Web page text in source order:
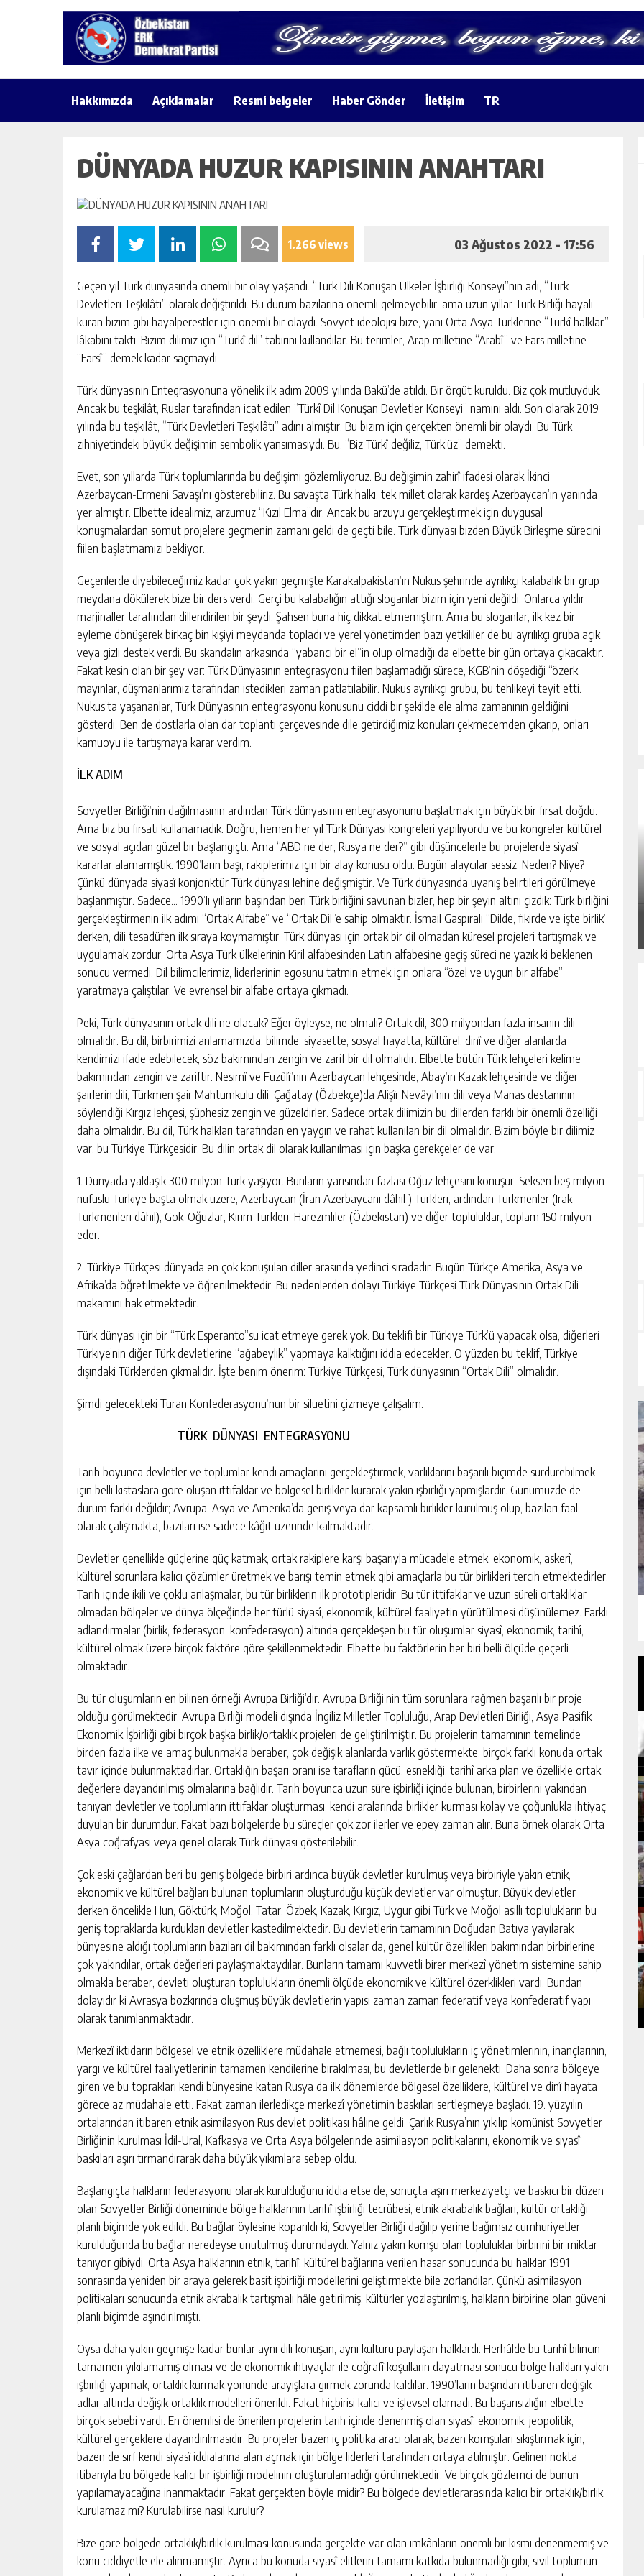
Hakkımızda Açıklamalar Resmi belgeler Haber Gönder İletişim TR
DÜNYADA HUZUR KAPISININ ANAHTARI
1.266 views 03 Ağustos 2022 - 17:56
Geçen yıl Türk dünyasında önemli bir olay yaşandı. “Türk Dili Konuşan Ülkeler İşbirliği Konseyi”nin adı, “Türk
Devletleri Teşkilâtı” olarak değiştirildi. Bu durum bazılarına önemli gelmeyebilir, ama uzun yıllar Türk Birliği hayali
kuran bizim gibi hayalperestler için önemli bir olaydı. Sovyet ideolojisi bize, yani Orta Asya Türklerine “Türkî halklar”
lâkabını taktı. Bizim dilimiz için “Türkî dil” tabirini kullandılar. Bu terimler, Arap milletine “Arabî” ve Fars milletine
“Farsî” demek kadar saçmaydı.
Türk dünyasının Entegrasyonuna yönelik ilk adım 2009 yılında Bakü’de atıldı. Bir örgüt kuruldu. Biz çok mutluyduk.
Ancak bu teşkilât, Ruslar tarafından icat edilen “Türkî Dil Konuşan Devletler Konseyi” namını aldı. Son olarak 2019
yılında bu teşkilât, “Türk Devletleri Teşkilâtı” adını almıştır. Bu bizim için gerçekten önemli bir olaydı. Bu Türk
zihniyetindeki büyük değişimin sembolik yansımasıydı. Bu, “Biz Türkî değiliz, Türk’üz” demekti.
Evet, son yıllarda Türk toplumlarında bu değişimi gözlemliyoruz. Bu değişimin zahirî ifadesi olarak İkinci
Azerbaycan-Ermeni Savaşı’nı gösterebiliriz. Bu savaşta Türk halkı, tek millet olarak kardeş Azerbaycan’ın yanında
yer almıştır. Elbette idealimiz, arzumuz “Kızıl Elma”dır. Ancak bu arzuyu gerçekleştirmek için duygusal
konuşmalardan somut projelere geçmenin zamanı geldi de geçti bile. Türk dünyası bizden Büyük Birleşme sürecini
fiilen başlatmamızı bekliyor…
Geçenlerde diyebileceğimiz kadar çok yakın geçmişte Karakalpakistan’ın Nukus şehrinde ayrılıkçı kalabalık bir grup
meydana dökülerek bize bir ders verdi. Gerçi bu kalabalığın attığı sloganlar bizim için yeni değildi. Onlarca yıldır
marjinaller tarafından dillendirilen bir şeydi. Şahsen buna hiç dikkat etmemiştim. Ama bu sloganlar, ilk kez bir
eyleme dönüşerek birkaç bin kişiyi meydanda topladı ve yerel yönetimden bazı yetkililer de bu ayrılıkçı gruba açık
veya gizli destek verdi. Bu skandalın arkasında “yabancı bir el”in olup olmadığı da elbette bir gün ortaya çıkacaktır.
Fakat kesin olan bir şey var: Türk Dünyasının entegrasyonu fiilen başlamadığı sürece, KGB’nin döşediği “özerk”
mayınlar, düşmanlarımız tarafından istedikleri zaman patlatılabilir. Nukus ayrılıkçı grubu, bu tehlikeyi teyit etti.
Nukus’ta yaşananlar, Türk Dünyasının entegrasyonu konusunu ciddi bir şekilde ele alma zamanının geldiğini
gösterdi. Ben de dostlarla olan dar toplantı çerçevesinde dile getirdiğimiz konuları çekmecemden çıkarıp, onları
kamuoyu ile tartışmaya karar verdim.
İLK ADIM
Sovyetler Birliği’nin dağılmasının ardından Türk dünyasının entegrasyonunu başlatmak için büyük bir fırsat doğdu.
Ama biz bu fırsatı kullanamadık. Doğru, hemen her yıl Türk Dünyası kongreleri yapılıyordu ve bu kongreler kültürel
ve sosyal açıdan güzel bir başlangıçtı. Ama “ABD ne der, Rusya ne der?” gibi düşüncelerle bu projelerde siyasî
kararlar alamamıştık. 1990’ların başı, rakiplerimiz için bir alay konusu oldu. Bugün alaycılar sessiz. Neden? Niye?
Çünkü dünyada siyasî konjonktür Türk dünyası lehine değişmiştir. Ve Türk dünyasında uyanış belirtileri görülmeye
başlanmıştır. Sadece… 1990’lı yılların başından beri Türk birliğini savunan bizler, hep bir şeyin altını çizdik: Türk birliğini
gerçekleştirmenin ilk adımı “Ortak Alfabe” ve “Ortak Dil”e sahip olmaktır. İsmail Gaspıralı “Dilde, fikirde ve işte birlik”
derken, dili tesadüfen ilk sıraya koymamıştır. Türk dünyası için ortak bir dil olmadan küresel projeleri tartışmak ve
uygulamak zordur. Orta Asya Türk ülkelerinin Kiril alfabesinden Latin alfabesine geçiş süreci ne yazık ki beklenen
sonucu vermedi. Dil bilimcilerimiz, liderlerinin egosunu tatmin etmek için onlara “özel ve uygun bir alfabe”
yaratmaya çalıştılar. Ve evrensel bir alfabe ortaya çıkmadı.
Peki, Türk dünyasının ortak dili ne olacak? Eğer öyleyse, ne olmalı? Ortak dil, 300 milyondan fazla insanın dili
olmalıdır. Bu dil, birbirimizi anlamamızda, bilimde, siyasette, sosyal hayatta, kültürel, dinî ve diğer alanlarda
kendimizi ifade edebilecek, söz bakımından zengin ve zarif bir dil olmalıdır. Elbette bütün Türk lehçeleri kelime
bakımından zengin ve zariftir. Nesimî ve Fuzûlî’nin Azerbaycan lehçesinde, Abay’ın Kazak lehçesinde ve diğer
şairlerin dili, Türkmen şair Mahtumkulu dili, Çağatay (Özbekçe)da Alişîr Nevâyi’nin dili veya Manas destanının
söylendiği Kırgız lehçesi, şüphesiz zengin ve güzeldirler. Sadece ortak dilimizin bu dillerden farklı bir önemli özelliği
daha olmalıdır. Bu dil, Türk halkları tarafından en yaygın ve rahat kullanılan bir dil olmalıdır. Bizim böyle bir dilimiz
var, bu Türkiye Türkçesidir. Bu dilin ortak dil olarak kullanılması için başka gerekçeler de var:
1. Dünyada yaklaşık 300 milyon Türk yaşıyor. Bunların yarısından fazlası Oğuz lehçesini konuşur. Seksen beş milyon
nüfuslu Türkiye başta olmak üzere, Azerbaycan (İran Azerbaycanı dâhil ) Türkleri, ardından Türkmenler (Irak
Türkmenleri dâhil), Gök-Oğuzlar, Kırım Türkleri, Harezmliler (Özbekistan) ve diğer topluluklar, toplam 150 milyon
eder.
2. Türkiye Türkçesi dünyada en çok konuşulan diller arasında yedinci sıradadır. Bugün Türkçe Amerika, Asya ve
Afrika’da öğretilmekte ve öğrenilmektedir. Bu nedenlerden dolayı Türkiye Türkçesi Türk Dünyasının Ortak Dili
makamını hak etmektedir.
Türk dünyası için bir “Türk Esperanto”su icat etmeye gerek yok. Bu teklifi bir Türkiye Türk’ü yapacak olsa, diğerleri
Türkiye’nin diğer Türk devletlerine “ağabeylik” yapmaya kalktığını iddia edecekler. O yüzden bu teklif, Türkiye
dışındaki Türklerden çıkmalıdır. İşte benim önerim: Türkiye Türkçesi, Türk dünyasının “Ortak Dili” olmalıdır.
Şimdi gelecekteki Turan Konfederasyonu’nun bir siluetini çizmeye çalışalım.
TÜRK DÜNYASI ENTEGRASYONU
Tarih boyunca devletler ve toplumlar kendi amaçlarını gerçekleştirmek, varlıklarını başarılı biçimde sürdürebilmek
için belli kıstaslara göre oluşan ittifaklar ve bölgesel birlikler kurarak yakın işbirliği yapmışlardır. Günümüzde de
durum farklı değildir; Avrupa, Asya ve Amerika’da geniş veya dar kapsamlı birlikler kurulmuş olup, bazıları faal
olarak çalışmakta, bazıları ise sadece kâğıt üzerinde kalmaktadır.
Devletler genellikle güçlerine güç katmak, ortak rakiplere karşı başarıyla mücadele etmek, ekonomik, askerî,
kültürel sorunlara kalıcı çözümler üretmek ve barışı temin etmek gibi amaçlarla bu tür birlikleri tercih etmektedirler.
Tarih içinde ikili ve çoklu anlaşmalar, bu tür birliklerin ilk prototipleridir. Bu tür ittifaklar ve uzun süreli ortaklıklar
olmadan bölgeler ve dünya ölçeğinde her türlü siyasî, ekonomik, kültürel faaliyetin yürütülmesi düşünülemez. Farklı
adlandırmalar (birlik, federasyon, konfederasyon) altında gerçekleşen bu tür oluşumlar siyasî, ekonomik, tarihî,
kültürel olmak üzere birçok faktöre göre şekillenmektedir. Elbette bu faktörlerin her biri belli ölçüde geçerli
olmaktadır.
Bu tür oluşumların en bilinen örneği Avrupa Birliği’dir. Avrupa Birliği’nin tüm sorunlara rağmen başarılı bir proje
olduğu görülmektedir. Avrupa Birliği modeli dışında İngiliz Milletler Topluluğu, Arap Devletleri Birliği, Asya Pasifik
Ekonomik İşbirliği gibi birçok başka birlik/ortaklık projeleri de geliştirilmiştir. Bu projelerin tamamının temelinde
birden fazla ilke ve amaç bulunmakla beraber, çok değişik alanlarda varlık göstermekte, birçok farklı konuda ortak
tavır içinde bulunmaktadırlar. Ortaklığın başarı oranı ise tarafların gücü, esnekliği, tarihî arka plan ve özellikle ortak
değerlere dayandırılmış olmalarına bağlıdır. Tarih boyunca uzun süre işbirliği içinde bulunan, birbirlerini yakından
tanıyan devletler ve toplumların ittifaklar oluşturması, kendi aralarında birlikler kurması kolay ve çoğunlukla ihtiyaç
duyulan bir durumdur. Fakat bazı bölgelerde bu süreçler çok zor ilerler ve epey zaman alır. Buna örnek olarak Orta
Asya coğrafyası veya genel olarak Türk dünyası gösterilebilir.
Çok eski çağlardan beri bu geniş bölgede birbiri ardınca büyük devletler kurulmuş veya birbiriyle yakın etnik,
ekonomik ve kültürel bağları bulunan toplumların oluşturduğu küçük devletler var olmuştur. Büyük devletler
derken öncelikle Hun, Göktürk, Moğol, Tatar, Özbek, Kazak, Kırgız, Uygur gibi Türk ve Moğol asıllı toplulukların bu
geniş topraklarda kurdukları devletler kastedilmektedir. Bu devletlerin tamamının Doğudan Batıya yayılarak
bünyesine aldığı toplumların bazıları dil bakımından farklı olsalar da, genel kültür özellikleri bakımından birbirlerine
çok yakındılar, ortak değerleri paylaşmaktaydılar. Bunların tamamı kuvvetli birer merkezî yönetim sistemine sahip
olmakla beraber, devleti oluşturan toplulukların önemli ölçüde ekonomik ve kültürel özerklikleri vardı. Bundan
dolayıdır ki Avrasya bozkırında oluşmuş büyük devletlerin yapısı zaman zaman federatif veya konfederatif yapı
olarak tanımlanmaktadır.
Merkezî iktidarın bölgesel ve etnik özelliklere müdahale etmemesi, bağlı toplulukların iç yönetimlerinin, inançlarının,
yargı ve kültürel faaliyetlerinin tamamen kendilerine bırakılması, bu devletlerde bir gelenekti. Daha sonra bölgeye
giren ve bu toprakları kendi bünyesine katan Rusya da ilk dönemlerde bölgesel özelliklere, kültürel ve dinî hayata
görece az müdahale etti. Fakat zaman ilerledikçe merkezî yönetimin baskıları sertleşmeye başladı. 19. yüzyılın
ortalarından itibaren etnik asimilasyon Rus devlet politikası hâline geldi. Çarlık Rusya’nın yıkılıp komünist Sovyetler
Birliğinin kurulması İdil-Ural, Kafkasya ve Orta Asya bölgelerinde asimilasyon politikalarını, ekonomik ve siyasî
baskıları aşırı tırmandırarak daha büyük yıkımlara sebep oldu.
Başlangıçta halkların federasyonu olarak kurulduğunu iddia etse de, sonuçta aşırı merkeziyetçi ve baskıcı bir düzen
olan Sovyetler Birliği döneminde bölge halklarının tarihî işbirliği tecrübesi, etnik akrabalık bağları, kültür ortaklığı
planlı biçimde yok edildi. Bu bağlar öylesine koparıldı ki, Sovyetler Birliği dağılıp yerine bağımsız cumhuriyetler
kurulduğunda bu bağlar neredeyse unutulmuş durumdaydı. Yalnız yakın komşu olan topluluklar birbirini bir miktar
tanıyor gibiydi. Orta Asya halklarının etnik, tarihî, kültürel bağlarına verilen hasar sonucunda bu halklar 1991
sonrasında yeniden bir araya gelerek basit işbirliği modellerini geliştirmekte bile zorlandılar. Çünkü asimilasyon
politikaları sonucunda etnik akrabalık tartışmalı hâle getirilmiş, kültürler yozlaştırılmış, halkların birbirine olan güveni
planlı biçimde aşındırılmıştı.
Oysa daha yakın geçmişe kadar bunlar aynı dili konuşan, aynı kültürü paylaşan halklardı. Herhâlde bu tarihî bilincin
tamamen yıkılamamış olması ve de ekonomik ihtiyaçlar ile coğrafî koşulların dayatması sonucu bölge halkları yakın
işbirliği yapmak, ortaklık kurmak yönünde arayışlara girmek zorunda kaldılar. 1990’ların başından itibaren değişik
adlar altında değişik ortaklık modelleri önerildi. Fakat hiçbirisi kalıcı ve işlevsel olamadı. Bu başarısızlığın elbette
birçok sebebi vardı. En önemlisi de önerilen projelerin tarih içinde denenmiş olan siyasî, ekonomik, jeopolitik,
kültürel gerçeklere dayandırılmasıdır. Bu projeler bazen iç politika aracı olarak, bazen komşuları sıkıştırmak için,
bazen de sırf kendi siyasî iddialarına alan açmak için bölge liderleri tarafından ortaya atılmıştır. Gelinen nokta
itibarıyla bu bölgede kalıcı bir işbirliği modelinin oluşturulamadığı görülmektedir. Ve birçok gözlemci de bunun
yapılamayacağına inanmaktadır. Fakat gerçekten böyle midir? Bu bölgede devletlerarasında kalıcı bir ortaklık/birlik
kurulamaz mı? Kurulabilirse nasıl kurulur?
Bize göre bölgede ortaklık/birlik kurulması konusunda gerçekte var olan imkânların önemli bir kısmı denenmemiş ve
konu ciddiyetle ele alınmamıştır. Ayrıca bu konuda siyasî elitlerin tamamı katkıda bulunmadığı gibi, sivil toplumun
GÜNLÜK HABER AKIŞI
VÂDIDE ÖLMEK YASAK
GÜNLÜK HABER AKIŞI
RABIA KADIR: MAHKÛM YAZAR YÜCEL
TANAY’A AÇIK MEKTUP